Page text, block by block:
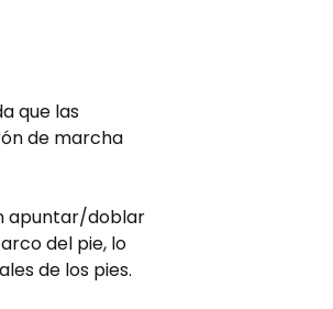
que las
de marcha
apuntar/doblar
del pie, lo
de los pies.